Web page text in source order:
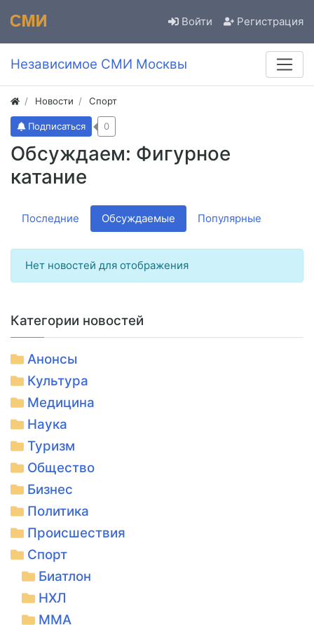
Войти Регистрация
Независимое СМИ Москвы
Новости Спорт
Обсуждаем: Фигурное
катание
Подписаться 0
Последние Обсуждаемые Популярные
Нет новостей для отображения
Категории новостей
Анонсы
Культура
Медицина
Наука
Туризм
Общество
Бизнес
Политика
Происшествия
Спорт
Биатлон
НХЛ
ММА